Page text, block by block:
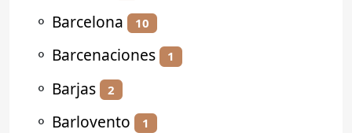
⚬ Barcelona 10
⚬ Barcenaciones 1
⚬ Barjas 2
⚬ Barlovento 1